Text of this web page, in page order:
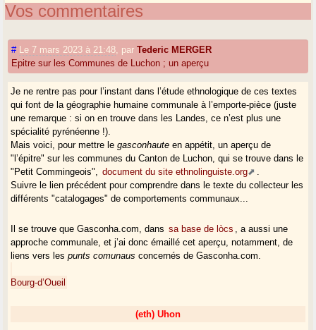
Vos commentaires
# Le 7 mars 2023 à 21:48 parTederic MERGER
Epitre sur les Communes de Luchon ; un aperçu
Je ne rentre pas pour l’instant dans l’étude ethnologique de ces textes
qui font de la géographie humaine communale à l’emporte-pièce (juste
une remarque : si on en trouve dans les Landes, ce n’est plus une
spécialité pyrénéenne !).
Mais voici, pour mettre legasconhaute en appétit, un aperçu de
"l’épitre" sur les communes du Canton de Luchon, qui se trouve dans le
"Petit Commingeois",
document du site ethnolinguiste.org
Suivre le lien précédent pour comprendre dans le texte du collecteur les
différents "catalogages" de comportements communaux...
Il se trouve que Gasconha.com, dans sa base de lòcs
, a aussi une
approche communale, et j’ai donc émaillé cet aperçu, notamment, de
liens vers lespunts comunaus concernés de Gasconha.com.
Bourg-d’Oueil
(eth) Uhon